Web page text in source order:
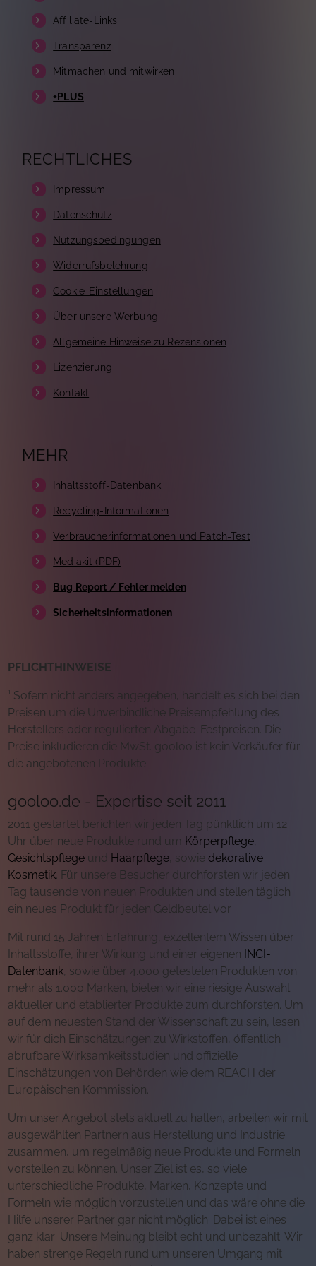
Affiliate-Links
Transparenz
Mitmachen und mitwirken
+PLUS
RECHTLICHES
Impressum
Datenschutz
Nutzungsbedingungen
Widerrufsbelehrung
Cookie-Einstellungen
Über unsere Werbung
Allgemeine Hinweise zu Rezensionen
Lizenzierung
Kontakt
MEHR
Inhaltsstoff-Datenbank
Recycling-Informationen
Verbraucherinformationen und Patch-Test
Mediakit (PDF)
Bug Report / Fehler melden
Sicherheitsinformationen
PFLICHTHINWEISE
¹ Sofern nicht anders angegeben, handelt es sich bei den
Preisen um die Unverbindliche Preisempfehlung des
Herstellers oder regulierten Abgabe-Festpreisen. Die
Preise inkludieren die MwSt. gooloo ist kein Verkäufer für
die angebotenen Produkte.
gooloo.de - Expertise seit 2011
2011 gestartet berichten wir jeden Tag pünktlich um 12
Uhr über neue Produkte rund um Körperpflege,
Gesichtspflege und Haarpflege , sowie dekorative
Kosmetik. Für unsere Besucher durchforsten wir jeden
Tag tausende von neuen Produkten und stellen täglich
ein neues Produkt für jeden Geldbeutel vor.
Mit rund 15 Jahren Erfahrung, exzellentem Wissen über
Inhaltsstoffe, ihrer Wirkung und einer eigenen INCI-
Datenbank, sowie über 4.000 getesteten Produkten von
mehr als 1.000 Marken, bieten wir eine riesige Auswahl
aktueller und etablierter Produkte zum durchforsten. Um
auf dem neuesten Stand der Wissenschaft zu sein, lesen
wir für dich Einschätzungen zu Wirkstoffen, öffentlich
abrufbare Wirksamkeitsstudien und offizielle
Einschätzungen von Behörden wie dem REACH der
Europäischen Kommission.
Um unser Angebot stets aktuell zu halten, arbeiten wir mit
ausgewählten Partnern aus Herstellung und Industrie
zusammen, um regelmäßig neue Produkte und Formeln
vorstellen zu können. Unser Ziel ist es, so viele
unterschiedliche Produkte, Marken, Konzepte und
Formeln wie möglich vorzustellen und das wäre ohne die
Hilfe unserer Partner gar nicht möglich. Dabei ist eines
ganz klar: Unsere Meinung bleibt echt und unbezahlt. Wir
haben strenge Regeln rund um unseren Umgang mit